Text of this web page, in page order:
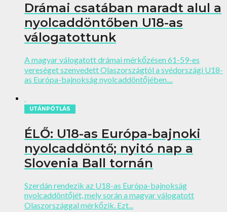
Drámai csatában maradt alul a
nyolcaddöntőben U18-as
válogatottunk
A magyar válogatott drámai mérkőzésen 61-59-es
vereséget szenvedett Olaszországtól a svédországi U18-
as Európa-bajnokság nyolcaddöntőjében....
UTÁNPÓTLÁS
ÉLŐ: U18-as Európa-bajnoki
nyolcaddöntő; nyitó nap a
Slovenia Ball tornán
Szerdán rendezik az U18-as Európa-bajnokság
nyolcaddöntőjét, mely során a magyar válogatott
Olaszországgal mérkőzik. Ezt...